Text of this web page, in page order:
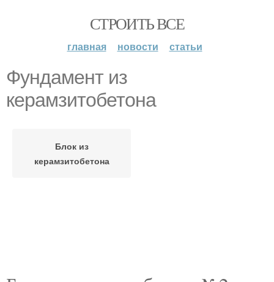
СТРОИТЬ ВСЕ
главная новости статьи
Фундамент из
керамзитобетона
Блок из
керамзитобетона